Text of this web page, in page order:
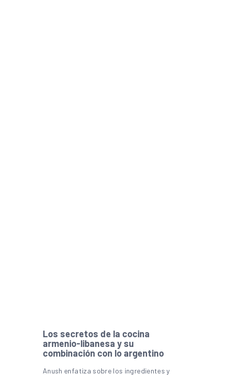
Los secretos de la cocina
armenio-libanesa y su
combinación con lo argentino
Anush enfatiza sobre los ingredientes y